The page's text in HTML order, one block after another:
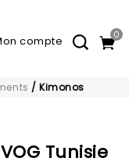
0
/Kimonos
Tunisie